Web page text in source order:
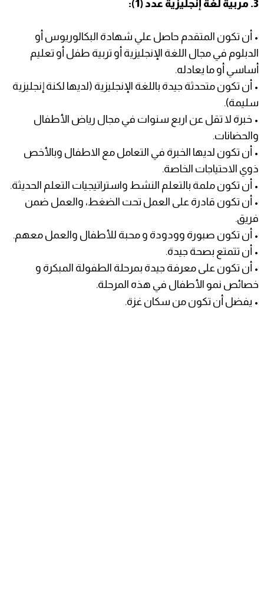
3. مربية لغة إنجليزية عدد (1):
• أن تكون المتقدم حاصل علي شهادة البكالوريوس أو
الدبلوم في مجال اللغة الإنجليزية أو تربية طفل أو تعليم
أساسي أو ما يعادله.
• أن تكون متحدثة جيدة باللغة الإنجليزية (لديها لكنة إنجليزية
سليمة).
• خبرة لا تقل عن اربع سنوات في مجال رياض الأطفال
والحضانات.
• أن تكون لديها الخبرة في التعامل مع الاطفال وبالأخص
ذوي الاحتياجات الخاصة.
• أن تكون ملمة بالتعلم النشط واستراتيجيات التعلم الحديثة.
• أن تكون قادرة على العمل تحت الضغط، والعمل ضمن
فريق.
• أن تكون صبورة وودودة و محبة للأطفال والعمل معهم.
• أن تتمتع بصحة جيدة.
• أن تكون على معرفة جيدة بمرحلة الطفولة المبكرة و
خصائص نمو الأطفال في هذه المرحلة.
• يفضل أن تكون من سكان غزة.